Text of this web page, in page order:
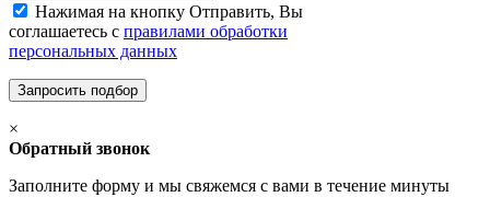
Нажимая на кнопку Отправить, Вы
соглашаетесь с правилами обработки
персональных данных
×
Обратный звонок
Заполните форму и мы свяжемся с вами в течение минуты